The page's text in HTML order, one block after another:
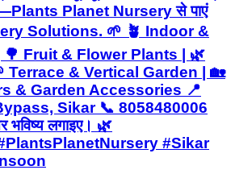
Planet Nursery से पाएं
Solutions. 🌱 🪴 Indoor &
Fruit & Flower Plants | 🌿
Terrace & Vertical Garden | 🏡
& Garden Accessories 📍
Sikar 📞 8058480006
भविष्य लगाइए। 🌿
#Sikar